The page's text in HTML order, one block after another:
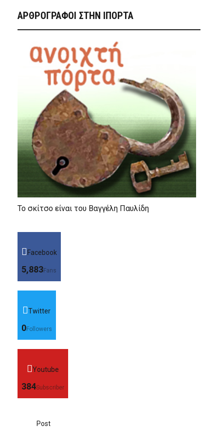
ΑΡΘΡΟΓΡΑΦΟΙ ΣΤΗΝ IΠΟΡΤΑ
Το σκίτσο είναι του Βαγγέλη Παυλίδη
Facebook
5,883Fans
Twitter
0Followers
Youtube
384Subscriber
Post